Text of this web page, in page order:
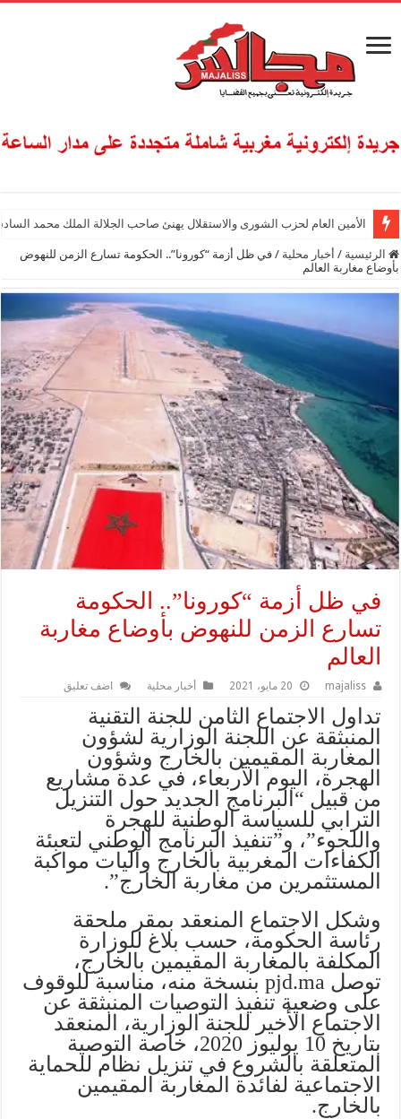
الأمين العام لحزب الشورى والاستقلال يهنئ صاحب الجلالة الملك محمد
الرئيسية / أخبار محلية / في ظل أزمة “كورونا”.. الحكومة تسارع الزمن للنهوض
بأوضاع مغاربة العالم
في ظل أزمة “كورونا”.. الحكومة
تسارع الزمن للنهوض بأوضاع مغاربة
العالم
majaliss 20 مايو، 2021 أخبار محلية اضف تعليق
تداول الاجتماع الثامن للجنة التقنية
المنبثقة عن اللجنة الوزارية لشؤون
المغاربة المقيمين بالخارج وشؤون
الهجرة، اليوم الأربعاء، في عدة مشاريع
من قبيل “البرنامج الجديد حول التنزيل
الترابي للسياسة الوطنية للهجرة
واللجوء”، و”تنفيذ البرنامج الوطني لتعبئة
الكفاءات المغربية بالخارج وآليات مواكبة
المستثمرين من مغاربة الخارج”.
وشكل الاجتماع المنعقد بمقر ملحقة
رئاسة الحكومة، حسب بلاغ للوزارة
المكلفة بالمغاربة المقيمين بالخارج،
توصل pjd.ma بنسخة منه، مناسبة للوقوف
على وضعية تنفيذ التوصيات المنبثقة عن
الاجتماع الأخير للجنة الوزارية، المنعقد
بتاريخ 10 يوليوز 2020، خاصة التوصية
المتعلقة بالشروع في تنزيل نظام للحماية
الاجتماعية لفائدة المغاربة المقيمين
بالخارج.